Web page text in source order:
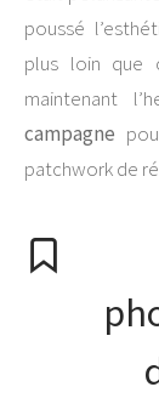
poussé
plus loin que
maintenant
campagne
patchwork de